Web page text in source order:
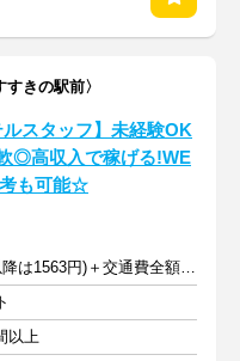
きの駅前〉
ルスタッフ】未経験OK
◎高収入で稼げる!WE
も可能☆
時給1250円(22時以降は1563円)＋交通費全額支給
以上